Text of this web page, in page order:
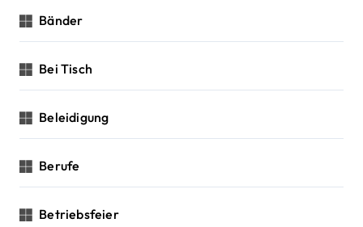
Bänder
Bei Tisch
Beleidigung
Berufe
Betriebsfeier